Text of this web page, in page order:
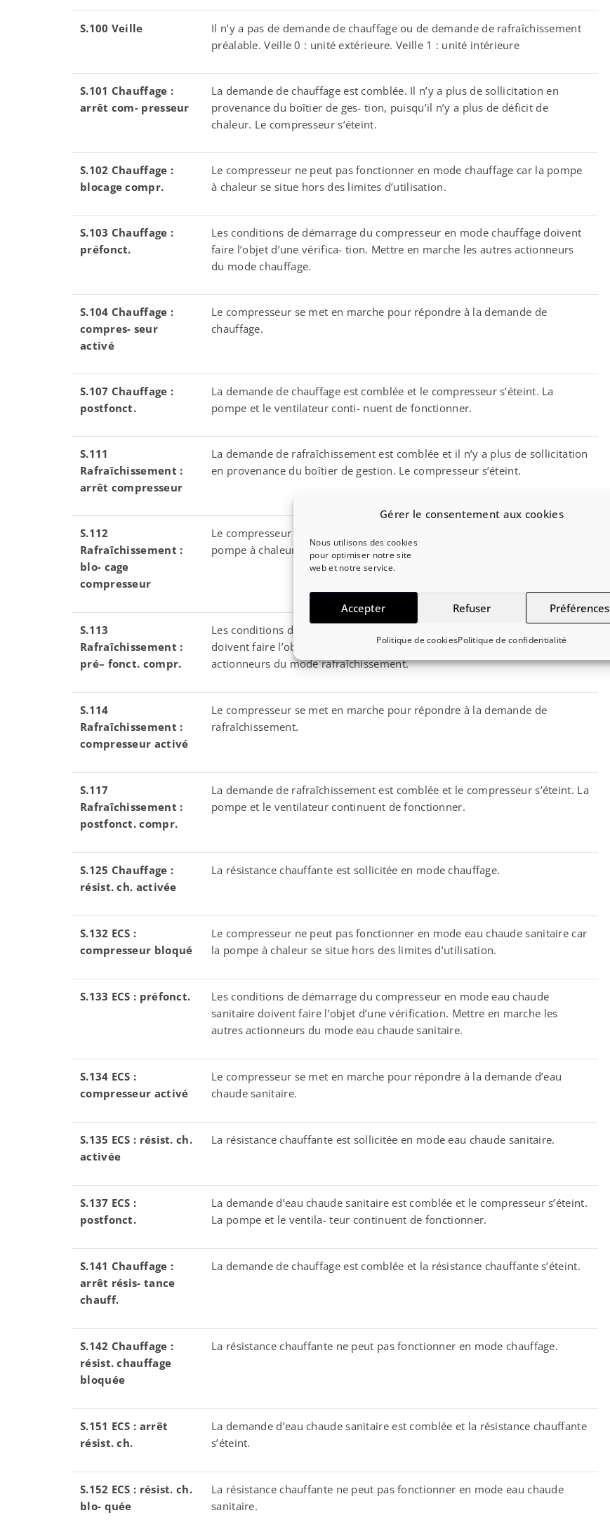
Gérer le consentement aux cookies
Nous utilisons des cookies
pour optimiser notre site
web et notre service.
Accepter Refuser Préférences
Politique de cookiesPolitique de confidentialité
S.100 Veille
Il n’y a pas de demande de chauffage ou de demande de rafraîchissement
préalable. Veille 0 : unité extérieure. Veille 1 : unité intérieure
S.101 Chauffage :
arrêt com- presseur
La demande de chauffage est comblée. Il n’y a plus de sollicitation en
provenance du boîtier de ges- tion, puisqu’il n’y a plus de déficit de
chaleur. Le compresseur s’éteint.
S.102 Chauffage :
blocage compr.
Le compresseur ne peut pas fonctionner en mode chauffage car la pompe
à chaleur se situe hors des limites d’utilisation.
S.103 Chauffage :
préfonct.
Les conditions de démarrage du compresseur en mode chauffage doivent
faire l’objet d’une vérifica- tion. Mettre en marche les autres actionneurs
du mode chauffage.
S.104 Chauffage :
compres- seur
activé
Le compresseur se met en marche pour répondre à la demande de
chauffage.
S.107 Chauffage :
postfonct.
La demande de chauffage est comblée et le compresseur s’éteint. La
pompe et le ventilateur conti- nuent de fonctionner.
S.111
Rafraîchissement :
arrêt compresseur
La demande de rafraîchissement est comblée et il n’y a plus de sollicitation
en provenance du boîtier de gestion. Le compresseur s’éteint.
S.112
Rafraîchissement :
blo- cage
compresseur
Le compresseur ne peut pas fonctionner en mode rafraîchissement car la
pompe à chaleur se situe hors des limites d’utilisation.
S.113
Rafraîchissement :
pré– fonct. compr.
Les conditions de démarrage du compresseur en mode rafraîchissement
doivent faire l’objet d’une vérification. Mettre en marche les autres
actionneurs du mode rafraîchissement.
S.114
Rafraîchissement :
compresseur activé
Le compresseur se met en marche pour répondre à la demande de
rafraîchissement.
S.117
Rafraîchissement :
postfonct. compr.
La demande de rafraîchissement est comblée et le compresseur s’éteint. La
pompe et le ventilateur continuent de fonctionner.
S.125 Chauffage :
résist. ch. activée
La résistance chauffante est sollicitée en mode chauffage.
S.132 ECS :
compresseur bloqué
Le compresseur ne peut pas fonctionner en mode eau chaude sanitaire car
la pompe à chaleur se situe hors des limites d’utilisation.
S.133 ECS : préfonct.
Les conditions de démarrage du compresseur en mode eau chaude
sanitaire doivent faire l’objet d’une vérification. Mettre en marche les
autres actionneurs du mode eau chaude sanitaire.
S.134 ECS :
compresseur activé
Le compresseur se met en marche pour répondre à la demande d’eau
chaude sanitaire.
S.135 ECS : résist. ch.
activée
La résistance chauffante est sollicitée en mode eau chaude sanitaire.
S.137 ECS :
postfonct.
La demande d’eau chaude sanitaire est comblée et le compresseur s’éteint.
La pompe et le ventila- teur continuent de fonctionner.
S.141 Chauffage :
arrêt résis- tance
chauff.
La demande de chauffage est comblée et la résistance chauffante s’éteint.
S.142 Chauffage :
résist. chauffage
bloquée
La résistance chauffante ne peut pas fonctionner en mode chauffage.
S.151 ECS : arrêt
résist. ch.
La demande d’eau chaude sanitaire est comblée et la résistance chauffante
s’éteint.
S.152 ECS : résist. ch.
blo- quée
La résistance chauffante ne peut pas fonctionner en mode eau chaude
sanitaire.